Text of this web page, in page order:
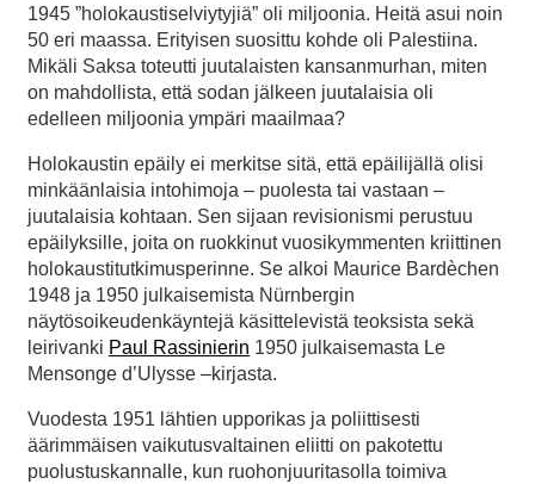
1945 ”holokaustiselviytyjiä” oli miljoonia. Heitä asui noin
50 eri maassa. Erityisen suosittu kohde oli Palestiina.
Mikäli Saksa toteutti juutalaisten kansanmurhan, miten
on mahdollista, että sodan jälkeen juutalaisia oli
edelleen miljoonia ympäri maailmaa?
Holokaustin epäily ei merkitse sitä, että epäilijällä olisi
minkäänlaisia intohimoja – puolesta tai vastaan –
juutalaisia kohtaan. Sen sijaan revisionismi perustuu
epäilyksille, joita on ruokkinut vuosikymmenten kriittinen
holokaustitutkimusperinne. Se alkoi Maurice Bardèchen
1948 ja 1950 julkaisemista Nürnbergin
näytösoikeudenkäyntejä käsittelevistä teoksista sekä
leirivanki Paul Rassinierin 1950 julkaisemasta Le
Mensonge d’Ulysse –kirjasta.
Vuodesta 1951 lähtien upporikas ja poliittisesti
äärimmäisen vaikutusvaltainen eliitti on pakotettu
puolustuskannalle, kun ruohonjuuritasolla toimiva